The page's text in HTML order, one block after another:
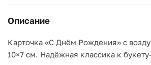
Описание
Карточка «С Днём Рождения» с
10×7 см. Надёжная классика к